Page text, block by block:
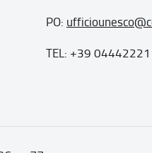
PO:
TEL: +39